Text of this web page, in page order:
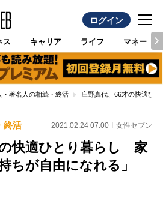
ログイン
ス キャリア ライフ マネー
・著名人の相続・終活 庄野真代、66才の快適ひ
終活 2021.02.24 07:00 女性セブン
快適ひとり暮らし 家
ちが自由になれる」